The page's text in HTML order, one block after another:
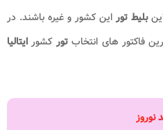
بلیط توراین کشور و غیره باشند. در
فاکتور های انتخابتورکشور ایتالیا
نوروز